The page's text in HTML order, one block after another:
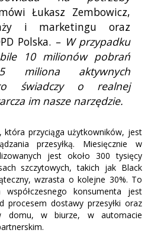
Łukasz Zembowicz,
i marketingu oraz
Polska. – W przypadku
10 milionów pobrań
aktywnych
świadczy o realnej
im nasze narzędzie.
która przyciąga użytkowników, jest
przesyłką. Miesięcznie w
jest około 300 tysięcy
szczytowych, takich jak Black
wzrasta o kolejne 30%. To
konsumenta jest
procesem dostawy przesyłki oraz
domu, w biurze, w automacie